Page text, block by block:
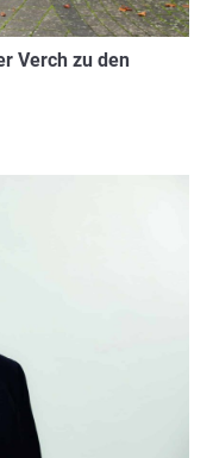
Verch zu den